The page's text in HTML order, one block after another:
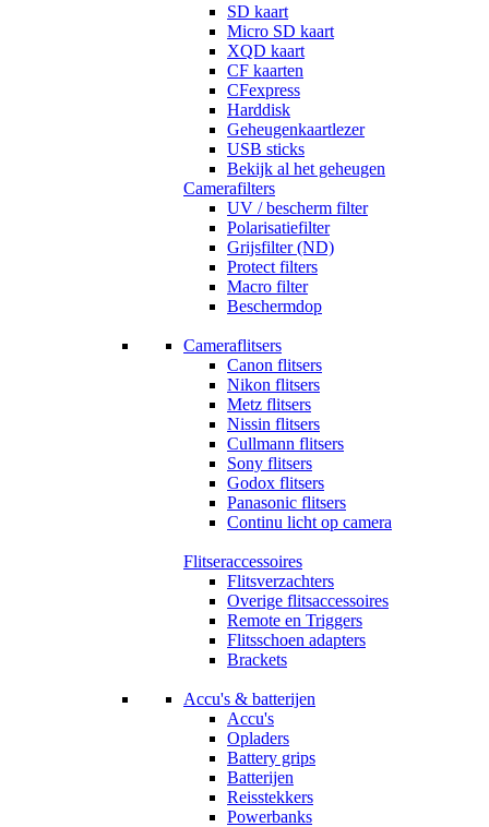
SD kaart
Micro SD kaart
XQD kaart
CF kaarten
CFexpress
Harddisk
Geheugenkaartlezer
USB sticks
Bekijk al het geheugen
Camerafilters
UV / bescherm filter
Polarisatiefilter
Grijsfilter (ND)
Protect filters
Macro filter
Beschermdop
Cameraflitsers
Canon flitsers
Nikon flitsers
Metz flitsers
Nissin flitsers
Cullmann flitsers
Sony flitsers
Godox flitsers
Panasonic flitsers
Continu licht op camera
Flitseraccessoires
Flitsverzachters
Overige flitsaccessoires
Remote en Triggers
Flitsschoen adapters
Brackets
Accu's & batterijen
Accu's
Opladers
Battery grips
Batterijen
Reisstekkers
Powerbanks